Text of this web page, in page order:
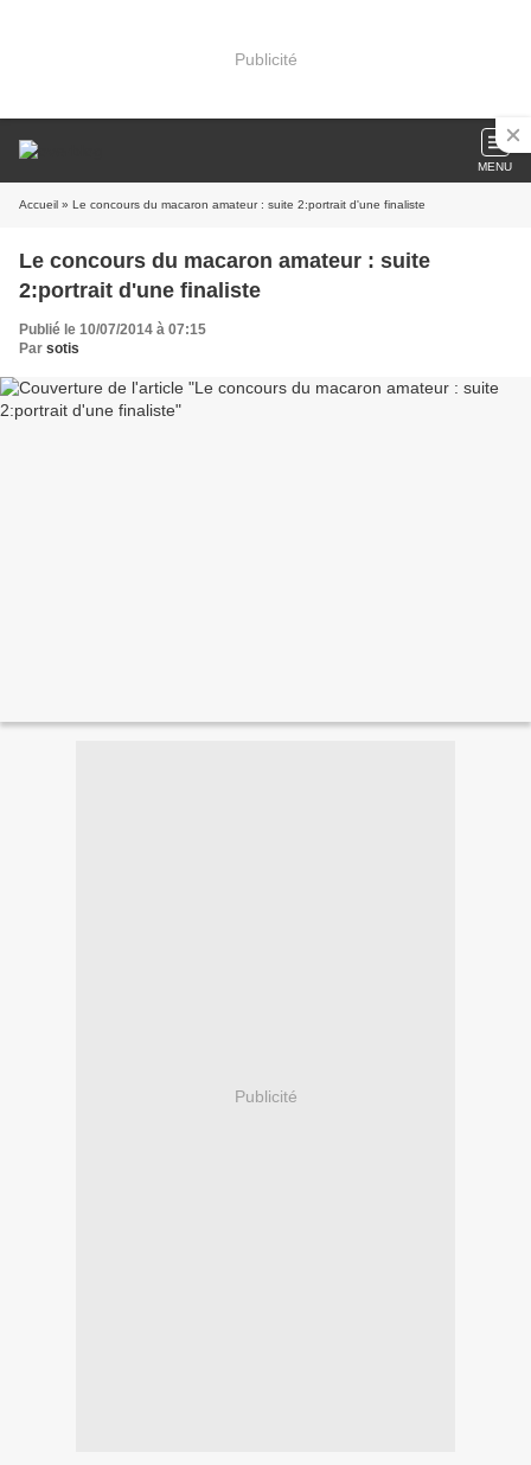
Publicité
MENU
Accueil » Le concours du macaron amateur : suite 2:portrait d'une finaliste
Le concours du macaron amateur : suite
2:portrait d'une finaliste
Publié le 10/07/2014 à 07:15
Par sotis
Publicité